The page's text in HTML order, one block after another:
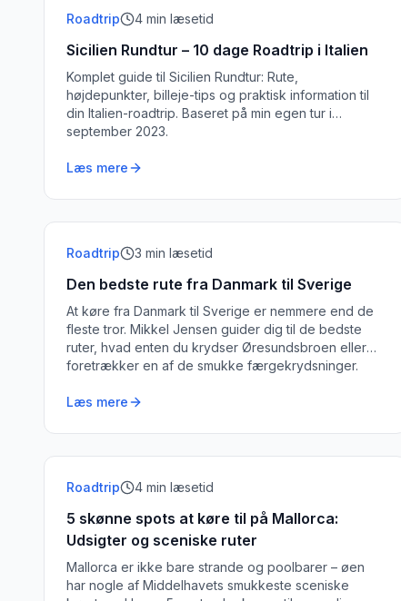
Roadtrip 4 min læsetid
Sicilien Rundtur – 10 dage Roadtrip i Italien
Komplet guide til Sicilien Rundtur: Rute,
højdepunkter, billeje-tips og praktisk information til
din Italien-roadtrip. Baseret på min egen tur i
september 2023.
Læs mere
Roadtrip 3 min læsetid
Den bedste rute fra Danmark til Sverige
At køre fra Danmark til Sverige er nemmere end de
fleste tror. Mikkel Jensen guider dig til de bedste
ruter, hvad enten du krydser Øresundsbroen eller
foretrækker en af de smukke færgekrydsninger.
Læs mere
Roadtrip 4 min læsetid
5 skønne spots at køre til på Mallorca:
Udsigter og sceniske ruter
Mallorca er ikke bare strande og poolbarer – øen
har nogle af Middelhavets smukkeste sceniske